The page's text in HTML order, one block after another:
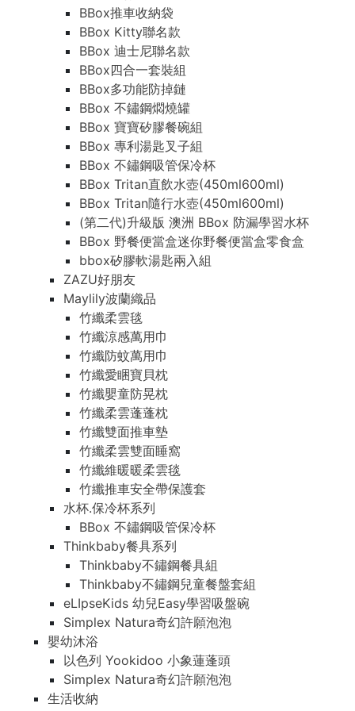
BBox推車收納袋
BBox Kitty聯名款
BBox 迪士尼聯名款
BBox四合一套裝組
BBox多功能防掉鏈
BBox 不鏽鋼燜燒罐
BBox 寶寶矽膠餐碗組
BBox 專利湯匙叉子組
BBox 不鏽鋼吸管保冷杯
BBox Tritan直飲水壺(450ml600ml)
BBox Tritan隨行水壺(450ml600ml)
(第二代)升級版 澳洲 BBox 防漏學習水杯
BBox 野餐便當盒迷你野餐便當盒零食盒
bbox矽膠軟湯匙兩入組
ZAZU好朋友
Maylily波蘭織品
竹纖柔雲毯
竹纖涼感萬用巾
竹纖防蚊萬用巾
竹纖愛睏寶貝枕
竹纖嬰童防晃枕
竹纖柔雲蓬蓬枕
竹纖雙面推車墊
竹纖柔雲雙面睡窩
竹纖維暖暖柔雲毯
竹纖推車安全帶保護套
水杯.保冷杯系列
BBox 不鏽鋼吸管保冷杯
Thinkbaby餐具系列
Thinkbaby不鏽鋼餐具組
Thinkbaby不鏽鋼兒童餐盤套組
eLIpseKids 幼兒Easy學習吸盤碗
Simplex Natura奇幻許願泡泡
嬰幼沐浴
以色列 Yookidoo 小象蓮蓬頭
Simplex Natura奇幻許願泡泡
生活收納